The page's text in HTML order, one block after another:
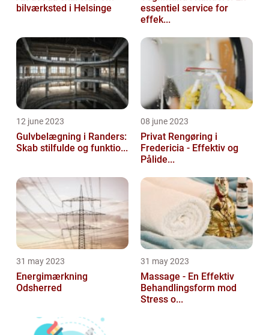
bilværksted i Helsinge
essentiel service for
effek...
12 june 2023
Gulvbelægning i Randers:
Skab stilfulde og funktio...
08 june 2023
Privat Rengøring i
Fredericia - Effektiv og
Pålide...
31 may 2023
Energimærkning
Odsherred
31 may 2023
Massage - En Effektiv
Behandlingsform mod
Stress o...